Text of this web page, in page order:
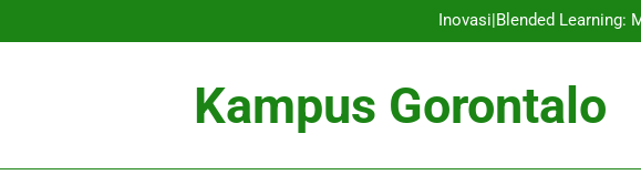
Inovasi|Blended Learning:
Inovasi dalam
Inovasi|Blended Learning:
Inovasi dalam
Kampus Gorontalo